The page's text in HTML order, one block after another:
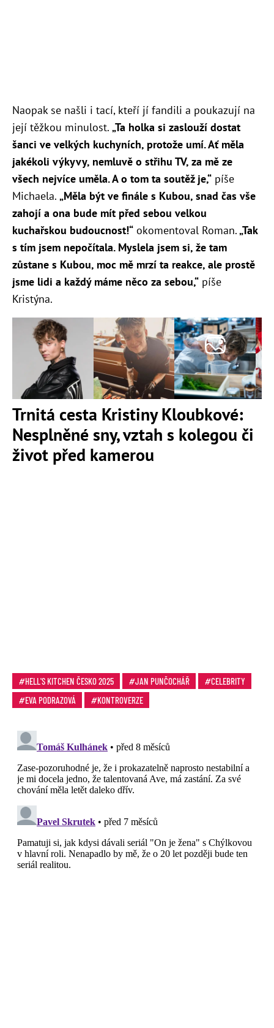
Naopak se našli i tací, kteří jí fandili a poukazují na
její těžkou minulost. „Ta holka si zaslouží dostat
šanci ve velkých kuchyních, protože umí. Ať měla
jakékoli výkyvy, nemluvě o střihu TV, za mě ze
všech nejvíce uměla. A o tom ta soutěž je,“ píše
Michaela. „Měla být ve finále s Kubou, snad čas vše
zahojí a ona bude mít před sebou velkou
kuchařskou budoucnost!“ okomentoval Roman.„Tak
s tím jsem nepočítala. Myslela jsem si, že tam
zůstane s Kubou, moc mě mrzí ta reakce, ale prostě
jsme lidi a každý máme něco za sebou,“ píše
Kristýna.
Trnitá cesta Kristiny Kloubkové:
Nesplněné sny, vztah s kolegou či
život před kamerou
HELL'S KITCHEN ČESKO 2025 JAN PUNČOCHÁŘ
CELEBRITY
EVA PODRAZOVÁ
KONTROVERZE